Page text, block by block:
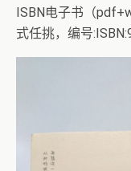
ISBN电子书（
式任挑，编号